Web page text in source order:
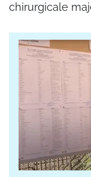
chirurgicale